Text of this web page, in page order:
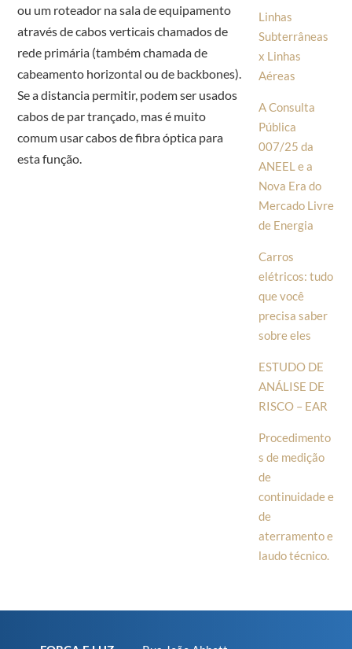
ou um roteador na sala de equipamento
através de cabos verticais chamados de
rede primária (também chamada de
cabeamento horizontal ou de backbones).
Se a distancia permitir, podem ser usados
cabos de par trançado, mas é muito
comum usar cabos de fibra óptica para
esta função.
Linhas
Subterrâneas
x Linhas
Aéreas
A Consulta
Pública
007/25 da
ANEEL e a
Nova Era do
Mercado Livre
de Energia
Carros
elétricos: tudo
que você
precisa saber
sobre eles
ESTUDO DE
ANÁLISE DE
RISCO – EAR
Procedimento
s de medição
de
continuidade e
de
aterramento e
laudo técnico.